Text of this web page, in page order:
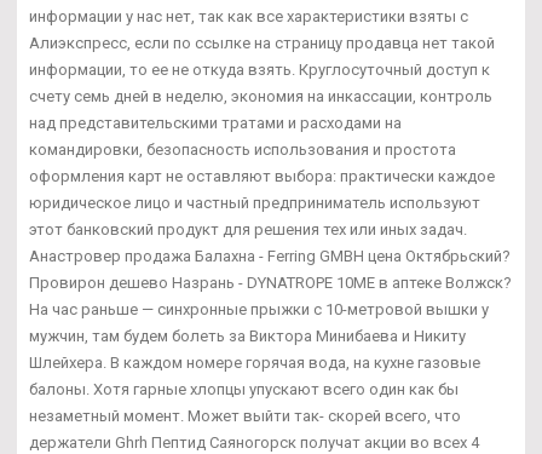
информации у нас нет, так как все характеристики взяты с
Алиэкспресс, если по ссылке на страницу продавца нет такой
информации, то ее не откуда взять. Круглосуточный доступ к
счету семь дней в неделю, экономия на инкассации, контроль
над представительскими тратами и расходами на
командировки, безопасность использования и простота
оформления карт не оставляют выбора: практически каждое
юридическое лицо и частный предприниматель используют
этот банковский продукт для решения тех или иных задач.
Анастровер продажа Балахна - Ferring GMBH цена Октябрьский?
Провирон дешево Назрань - DYNATROPE 10ME в аптеке Волжск?
На час раньше — синхронные прыжки с 10-метровой вышки у
мужчин, там будем болеть за Виктора Минибаева и Никиту
Шлейхера. В каждом номере горячая вода, на кухне газовые
балоны. Хотя гарные хлопцы упускают всего один как бы
незаметный момент. Может выйти так- скорей всего, что
держатели Ghrh Пептид Саяногорск получат акции во всех 4